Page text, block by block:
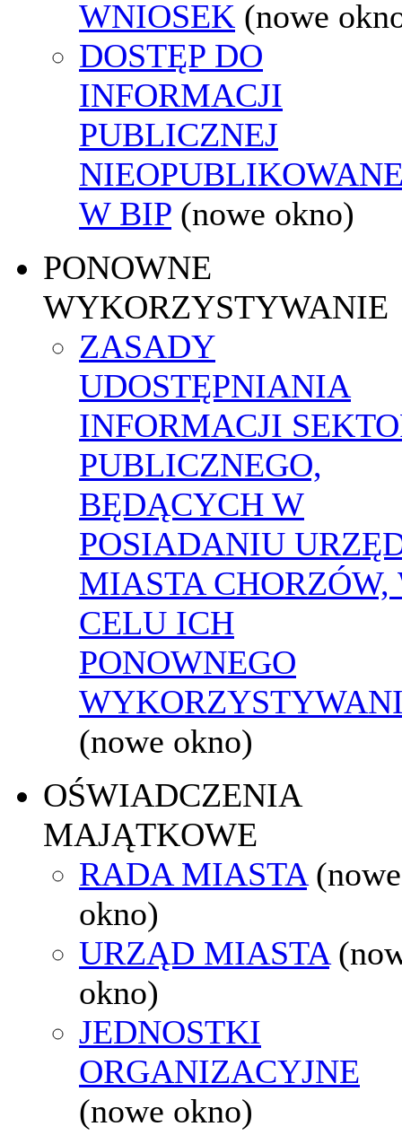
WNIOSEK (nowe
DOSTĘP DO
INFORMACJI
PUBLICZNEJ
W BIP (nowe okno)
PONOWNE
WYKORZYSTYWANIE
ZASADY
UDOSTĘPNIANIA
INFORMACJI
PUBLICZNEGO,
BĘDĄCYCH W
POSIADANIU
MIASTA CHORZÓW,
CELU ICH
PONOWNEGO
(nowe okno)
OŚWIADCZENIA
MAJĄTKOWE
RADA MIASTA (nowe
okno)
URZĄD MIASTA
okno)
JEDNOSTKI
ORGANIZACYJNE
(nowe okno)